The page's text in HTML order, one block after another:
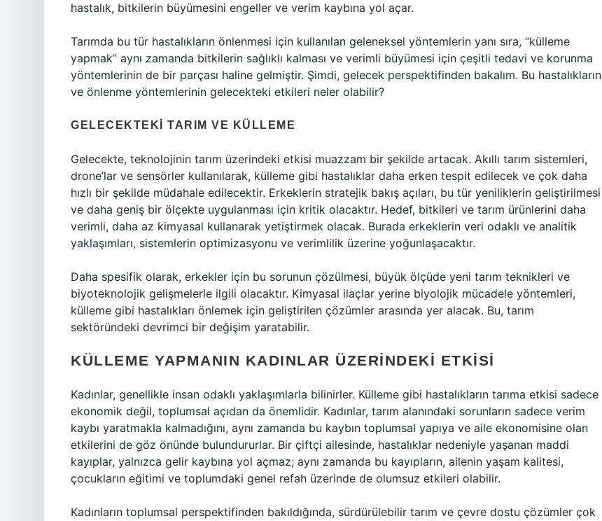
hastalık, bitkilerin büyümesini engeller ve verim kaybına yol açar.
Tarımda bu tür hastalıkların önlenmesi için kullanılan geleneksel yöntemlerin yanı sıra, “külleme
yapmak” aynı zamanda bitkilerin sağlıklı kalması ve verimli büyümesi için çeşitli tedavi ve korunma
yöntemlerinin de bir parçası haline gelmiştir. Şimdi, gelecek perspektifinden bakalım. Bu hastalıkların
ve önlenme yöntemlerinin gelecekteki etkileri neler olabilir?
GELECEKTEKI TARIM VE KÜLLEME
Gelecekte, teknolojinin tarım üzerindeki etkisi muazzam bir şekilde artacak. Akıllı tarım sistemleri,
drone’lar ve sensörler kullanılarak, külleme gibi hastalıklar daha erken tespit edilecek ve çok daha
hızlı bir şekilde müdahale edilecektir. Erkeklerin stratejik bakış açıları, bu tür yeniliklerin geliştirilmesi
ve daha geniş bir ölçekte uygulanması için kritik olacaktır. Hedef, bitkileri ve tarım ürünlerini daha
verimli, daha az kimyasal kullanarak yetiştirmek olacak. Burada erkeklerin veri odaklı ve analitik
yaklaşımları, sistemlerin optimizasyonu ve verimlilik üzerine yoğunlaşacaktır.
Daha spesifik olarak, erkekler için bu sorunun çözülmesi, büyük ölçüde yeni tarım teknikleri ve
biyoteknolojik gelişmelerle ilgili olacaktır. Kimyasal ilaçlar yerine biyolojik mücadele yöntemleri,
külleme gibi hastalıkları önlemek için geliştirilen çözümler arasında yer alacak. Bu, tarım
sektöründeki devrimci bir değişim yaratabilir.
KÜLLEME YAPMANIN KADINLAR ÜZERINDEKI ETKISI
Kadınlar, genellikle insan odaklı yaklaşımlarla bilinirler. Külleme gibi hastalıkların tarıma etkisi sadece
ekonomik değil, toplumsal açıdan da önemlidir. Kadınlar, tarım alanındaki sorunların sadece verim
kaybı yaratmakla kalmadığını, aynı zamanda bu kaybın toplumsal yapıya ve aile ekonomisine olan
etkilerini de göz önünde bulundururlar. Bir çiftçi ailesinde, hastalıklar nedeniyle yaşanan maddi
kayıplar, yalnızca gelir kaybına yol açmaz; aynı zamanda bu kayıpların, ailenin yaşam kalitesi,
çocukların eğitimi ve toplumdaki genel refah üzerinde de olumsuz etkileri olabilir.
Kadınların toplumsal perspektifinden bakıldığında, sürdürülebilir tarım ve çevre dostu çözümler çok